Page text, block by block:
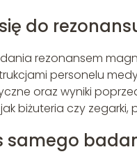
do
rezonansem
personelu
oraz wyniki
biżuteria czy
samego